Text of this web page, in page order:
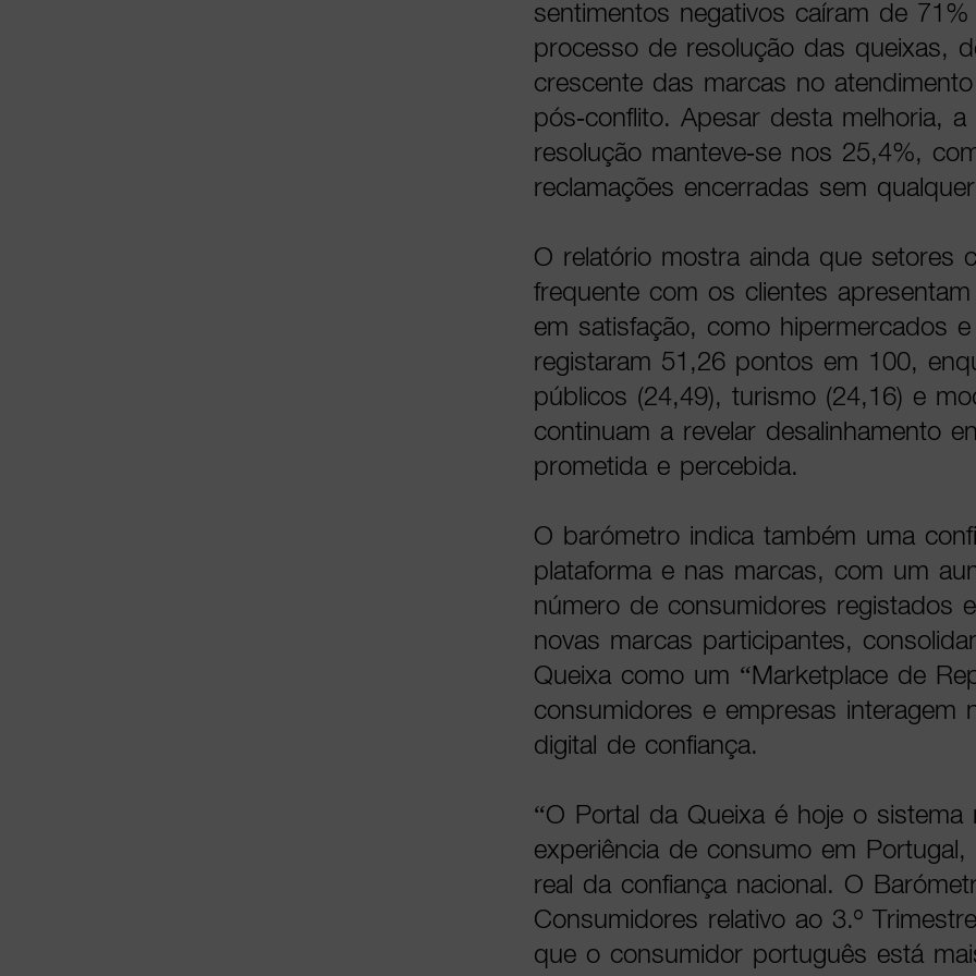
sentimentos negativos caíram de
processo de resolução das queixas,
crescente das marcas no
pós-conflito. Apesar desta melhoria,
resolução manteve-se nos 25,4%,
reclamações encerradas sem
O relatório mostra ainda que setores
frequente com os clientes
em satisfação, como hipermercados
registaram 51,26 pontos em 100,
públicos (24,49), turismo (24,16) e
continuam a revelar desalinhamento
prometida e percebida.
O barómetro indica também uma
plataforma e nas marcas, com um
número de consumidores registados
novas marcas participantes,
Queixa como um “Marketplace de
consumidores e empresas interagem
digital de confiança.
“O Portal da Queixa é hoje o sistema
experiência de consumo em
real da confiança nacional. O
Consumidores relativo ao 3.º
que o consumidor português está